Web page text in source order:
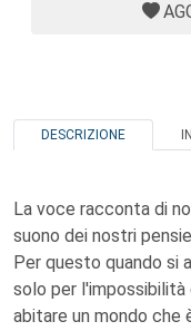
DESCRIZIONE
La voce racconta di
suono dei nostri
Per questo quando si
solo per l'impossibilità
abitare un mondo che